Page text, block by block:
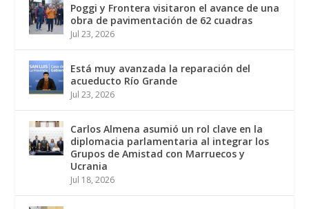
Poggi y Frontera visitaron el avance de una
obra de pavimentación de 62 cuadras
Jul 23, 2026
Está muy avanzada la reparación del
acueducto Río Grande
Jul 23, 2026
Carlos Almena asumió un rol clave en la
diplomacia parlamentaria al integrar los
Grupos de Amistad con Marruecos y
Ucrania
Jul 18, 2026